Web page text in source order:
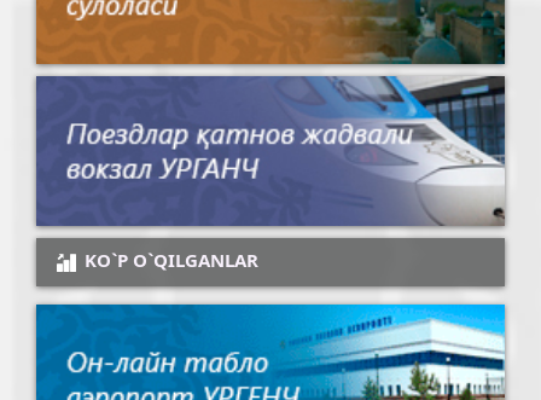
KO`P O`QILGANLAR